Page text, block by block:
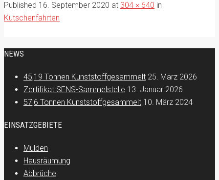
Published 16. September 2020 at 304 × 640 in
Kutschenfahrten
NEWS
45,19 Tonnen Kunststoffgesammelt 25. März 2026
Zertifikat SENS-Sammelstelle 13. Januar 2026
57,6 Tonnen Kunststoffgesammelt 10. März 2024
EINSATZGEBIETE
Mulden
Hausräumung
Abbrüche